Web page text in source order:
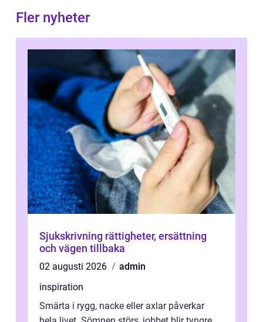
Fler nyheter
Sjukskrivning rättigheter, ersättning
och vägen tillbaka
02 augusti 2026
admin
inspiration
Smärta i rygg, nacke eller axlar påverkar